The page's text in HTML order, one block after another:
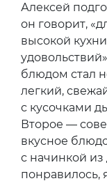
Алексей
он говорит,
высокой
блюдом стал
легкий,
с кусочками
Второе —
вкусное
с начинкой
понравилось,